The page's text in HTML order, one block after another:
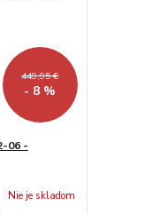
449,95 €
- 8 %
06 -
Nie je skladom